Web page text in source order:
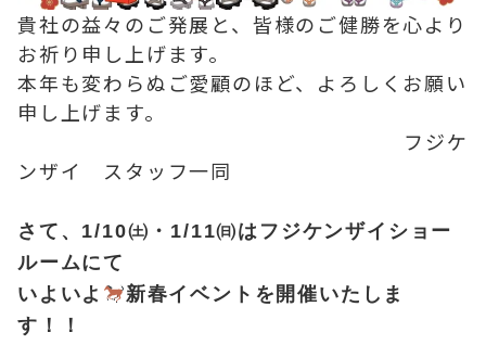
貴社の益々のご発展と、皆様のご健勝を心より
お祈り申し上げます。
本年も変わらぬご愛顧のほど、よろしくお願い
申し上げます。
フジケ
ンザイ スタッフ一同
さて、1/10㈯・1/11㈰は フジケンザイショー
ルームにて
いよいよ
新春イベントを開催いたしま
す！！